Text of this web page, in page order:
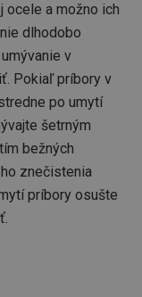
ocele a možno ich
dlhodobo
v
Pokiaľ príbory v
po umytí
šetrným
bežných
znečistenia
príbory osušte